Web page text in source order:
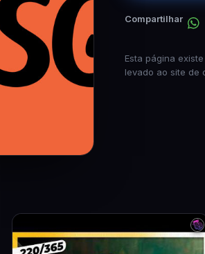
Compartilhar
Esta página
levado ao site de